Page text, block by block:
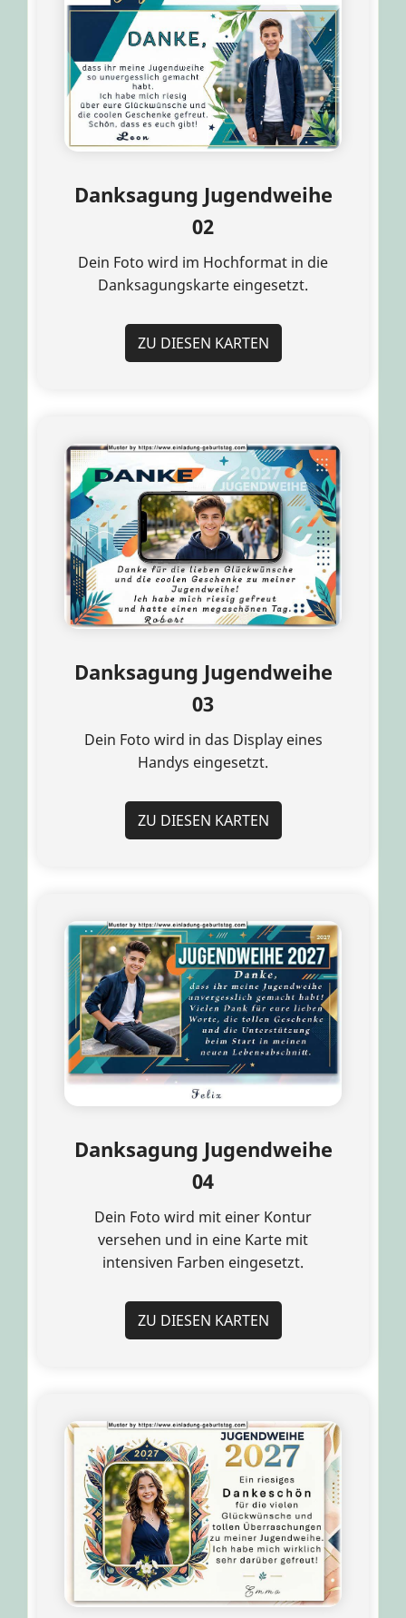
Danksagung Jugendweihe
02
Dein Foto wird im Hochformat in die
Danksagungskarte eingesetzt.
ZU DIESEN KARTEN
Danksagung Jugendweihe
03
Dein Foto wird in das Display eines
Handys eingesetzt.
ZU DIESEN KARTEN
Danksagung Jugendweihe
04
Dein Foto wird mit einer Kontur
versehen und in eine Karte mit
intensiven Farben eingesetzt.
ZU DIESEN KARTEN